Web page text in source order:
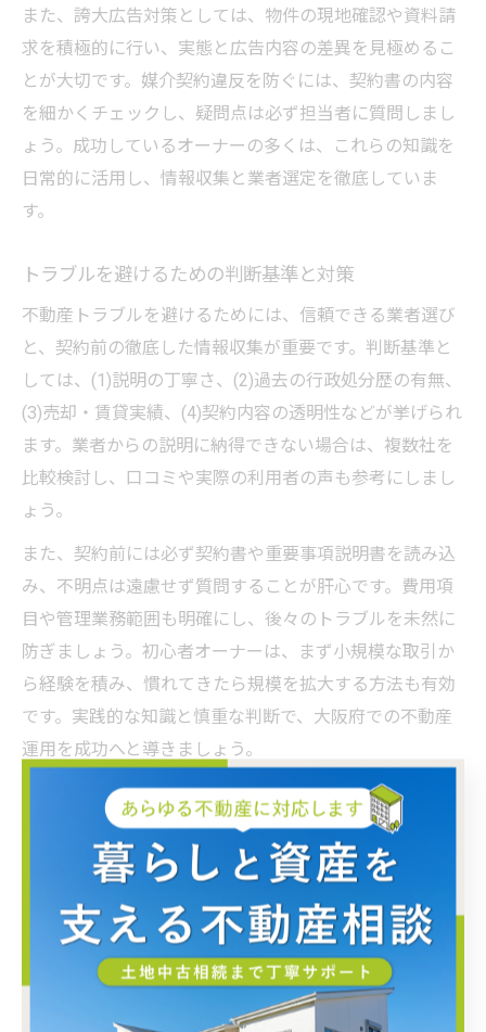
また、誇大広告対策としては、物件の現地確認や資料請
求を積極的に行い、実態と広告内容の差異を見極めるこ
とが大切です。媒介契約違反を防ぐには、契約書の内容
を細かくチェックし、疑問点は必ず担当者に質問しまし
ょう。成功しているオーナーの多くは、これらの知識を
日常的に活用し、情報収集と業者選定を徹底していま
す。
トラブルを避けるための判断基準と対策
不動産トラブルを避けるためには、信頼できる業者選び
と、契約前の徹底した情報収集が重要です。判断基準と
しては、(1)説明の丁寧さ、(2)過去の行政処分歴の有無、
(3)売却・賃貸実績、(4)契約内容の透明性などが挙げられ
ます。業者からの説明に納得できない場合は、複数社を
比較検討し、口コミや実際の利用者の声も参考にしまし
ょう。
また、契約前には必ず契約書や重要事項説明書を読み込
み、不明点は遠慮せず質問することが肝心です。費用項
目や管理業務範囲も明確にし、後々のトラブルを未然に
防ぎましょう。初心者オーナーは、まず小規模な取引か
ら経験を積み、慣れてきたら規模を拡大する方法も有効
です。実践的な知識と慎重な判断で、大阪府での不動産
運用を成功へと導きましょう。
取引リスクを見極める実践的
不動産知識
不動産取引で気をつけるべきリスクポイント
不動産オーナーが大阪府で取引を行う際、最も注意すべ